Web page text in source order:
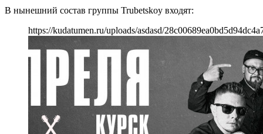
В нынешний состав группы Trubetskoy входят:
https://kudatumen.ru/uploads/asdasd/